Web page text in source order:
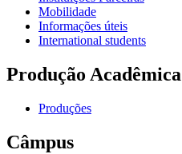
Mobilidade
Informações úteis
International students
Produção Acadêmica
Produções
Câmpus